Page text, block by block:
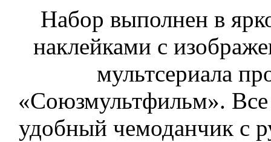
Набор выполнен в
наклейками с
мультсериала
«Союзмультфильм».
удобный чемоданчик с